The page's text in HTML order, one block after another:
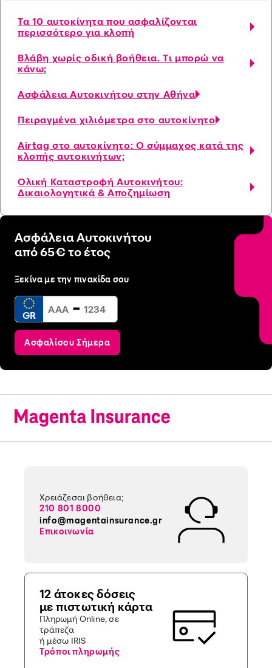
Τα 10 αυτοκίνητα που ασφαλίζονται
περισσότερο για κλοπή
Βλάβη χωρίς οδική βοήθεια. Τι μπορώ να
κάνω;
Ασφάλεια Αυτοκινήτου στην Αθήνα
Πειραγμένα χιλιόμετρα στο αυτοκίνητο
Airtag στο αυτοκίνητο: Ο σύμμαχος κατά της
κλοπής αυτοκινήτων;
Ολική Καταστροφή Αυτοκινήτου:
Δικαιολογητικά & Αποζημίωση
Ασφάλεια Αυτοκινήτου
από 65€ το έτος
Ξεκίνα με την πινακίδα σου
GR -
Ασφαλίσου Σήμερα
Χρειάζεσαι βοήθεια;
210 801 8000
info@magentainsurance.gr
Επικοινωνία
12 άτοκες δόσεις
με πιστωτική κάρτα
Πληρωμή Online, σε
τράπεζα
ή μέσω IRIS
Τρόποι πληρωμής